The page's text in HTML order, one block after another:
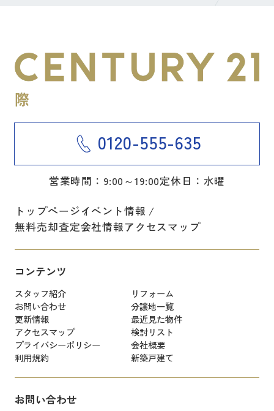
0120-555-635
営業時間：9:00～19:00定休日：水曜
トップページイベント情報
無料売却査定会社情報アクセスマップ
コンテンツ
スタッフ紹介
リフォーム
お問い合わせ
分譲地一覧
更新情報
最近見た物件
アクセスマップ
検討リスト
プライバシーポリシー
会社概要
利用規約
新築戸建て
お問い合わせ